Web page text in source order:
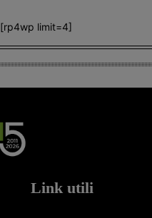
[rp4wp limit=4]
Link utili